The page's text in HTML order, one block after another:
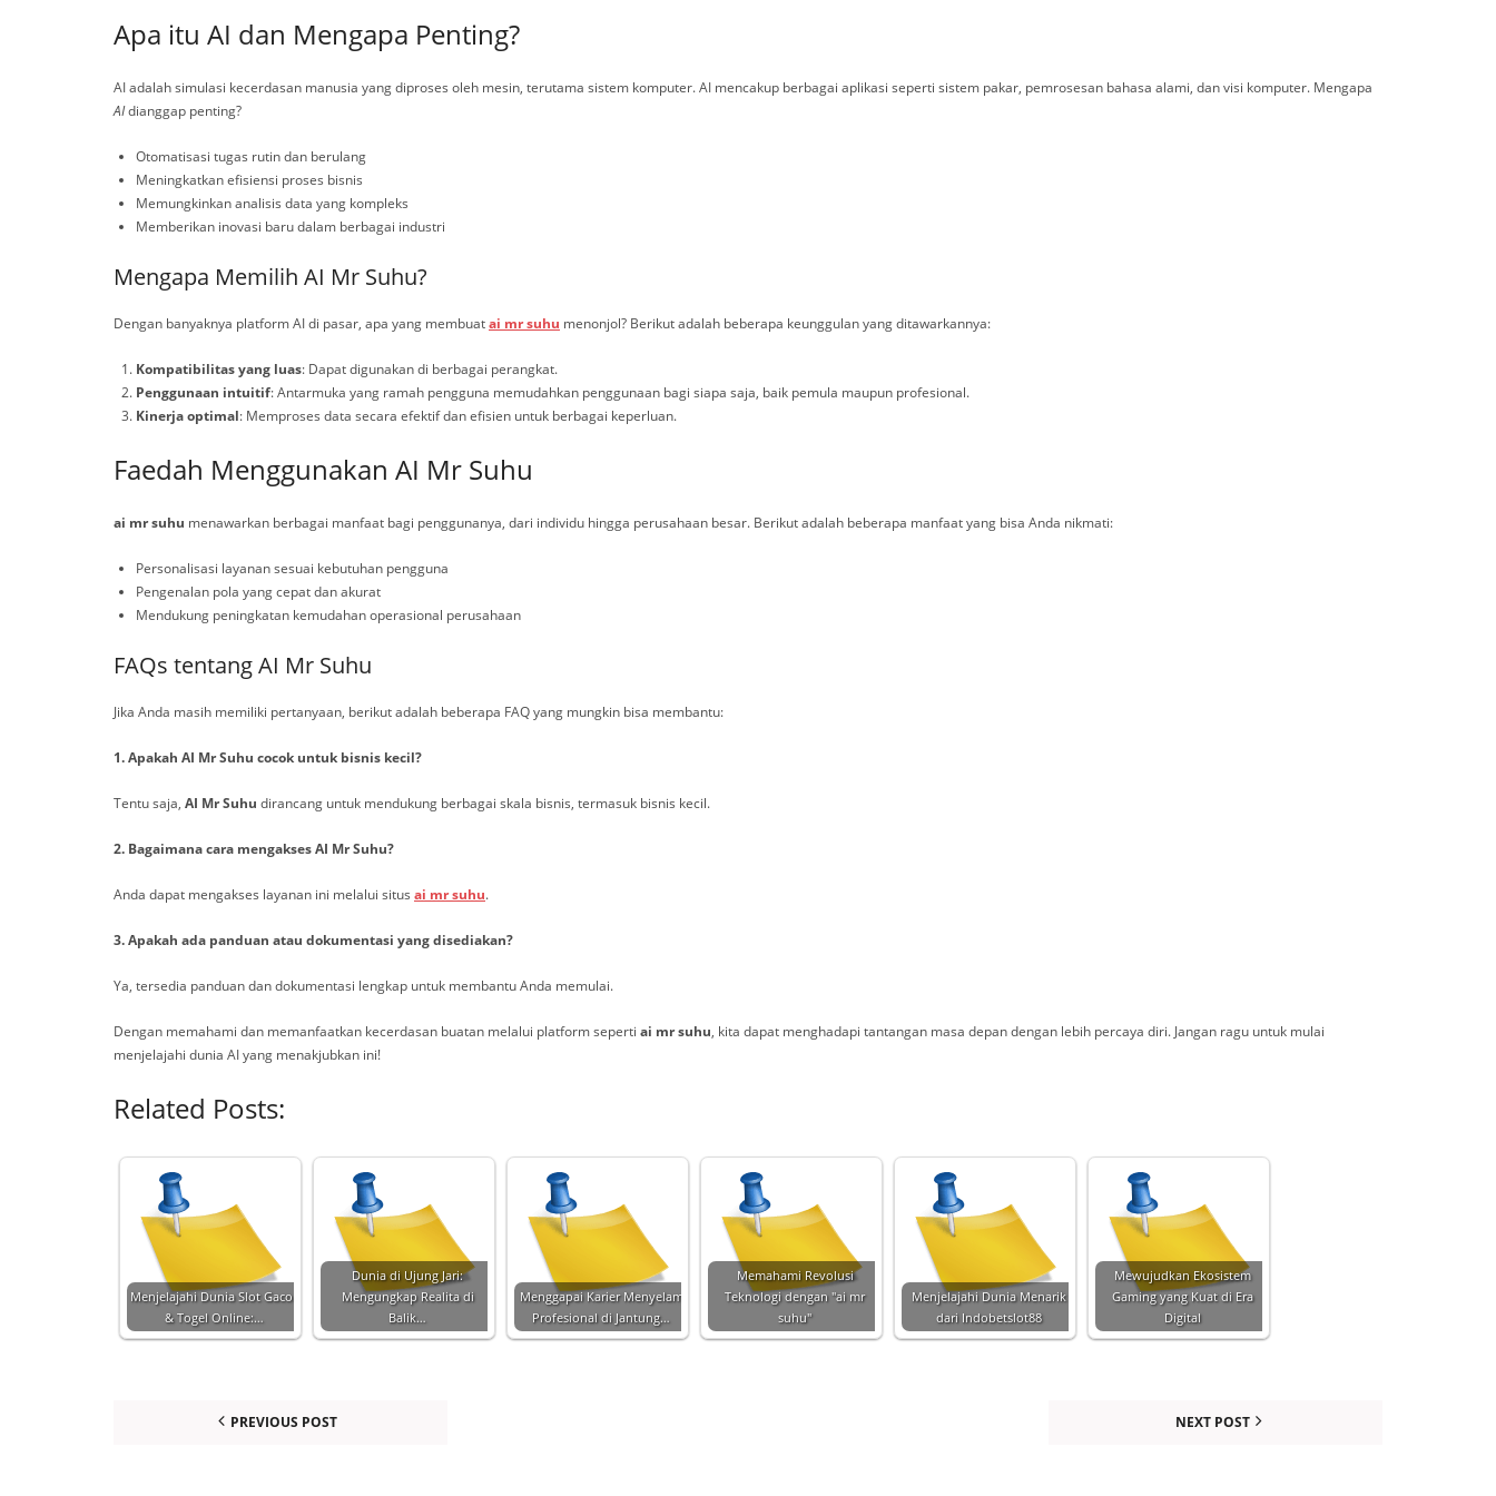
Apa itu AI dan Mengapa Penting?
AI adalah simulasi kecerdasan manusia yang diproses oleh mesin, terutama sistem komputer. AI mencakup berbagai aplikasi seperti sistem pakar, pemrosesan bahasa alami, dan visi komputer. Mengapa
AIdianggap penting?
Otomatisasi tugas rutin dan berulang
Meningkatkan efisiensi proses bisnis
Memungkinkan analisis data yang kompleks
Memberikan inovasi baru dalam berbagai industri
Mengapa Memilih AI Mr Suhu?
Dengan banyaknya platform AI di pasar, apa yang membuatai mr suhu menonjol? Berikut adalah beberapa keunggulan yang ditawarkannya:
Kompatibilitas yang luas: Dapat digunakan di berbagai perangkat.
Penggunaan intuitif: Antarmuka yang ramah pengguna memudahkan penggunaan bagi siapa saja, baik pemula maupun profesional.
Kinerja optimal: Memproses data secara efektif dan efisien untuk berbagai keperluan.
Faedah Menggunakan AI Mr Suhu
ai mr suhu menawarkan berbagai manfaat bagi penggunanya, dari individu hingga perusahaan besar. Berikut adalah beberapa manfaat yang bisa Anda nikmati:
Personalisasi layanan sesuai kebutuhan pengguna
Pengenalan pola yang cepat dan akurat
Mendukung peningkatan kemudahan operasional perusahaan
FAQs tentang AI Mr Suhu
Jika Anda masih memiliki pertanyaan, berikut adalah beberapa FAQ yang mungkin bisa membantu:
1. Apakah AI Mr Suhu cocok untuk bisnis kecil?
Tentu saja, AI Mr Suhu dirancang untuk mendukung berbagai skala bisnis, termasuk bisnis kecil.
2. Bagaimana cara mengakses AI Mr Suhu?
Anda dapat mengakses layanan ini melalui situs ai mr suhu.
3. Apakah ada panduan atau dokumentasi yang disediakan?
Ya, tersedia panduan dan dokumentasi lengkap untuk membantu Anda memulai.
Dengan memahami dan memanfaatkan kecerdasan buatan melalui platform seperti ai mr suhu, kita dapat menghadapi tantangan masa depan dengan lebih percaya diri. Jangan ragu untuk mulai
menjelajahi dunia AI yang menakjubkan ini!
Related Posts:
Menjelajahi Dunia Slot Gacor
& Togel Online:…
Dunia di Ujung Jari:
Mengungkap Realita di
Balik…
Menggapai Karier Menyelam
Profesional di Jantung…
Memahami Revolusi
Teknologi dengan "ai mr
suhu"
Menjelajahi Dunia Menarik
dari Indobetslot88
Mewujudkan Ekosistem
Gaming yang Kuat di Era
Digital
PREVIOUS POST NEXT POST